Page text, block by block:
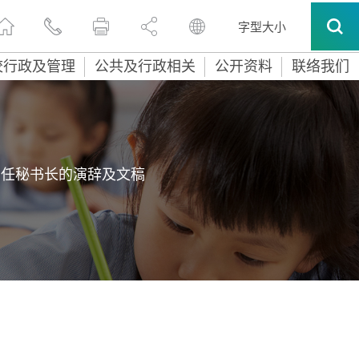
字型大小
政及管理 公共及行政相关 公开资料 联络我们
秘书长的演辞及文稿